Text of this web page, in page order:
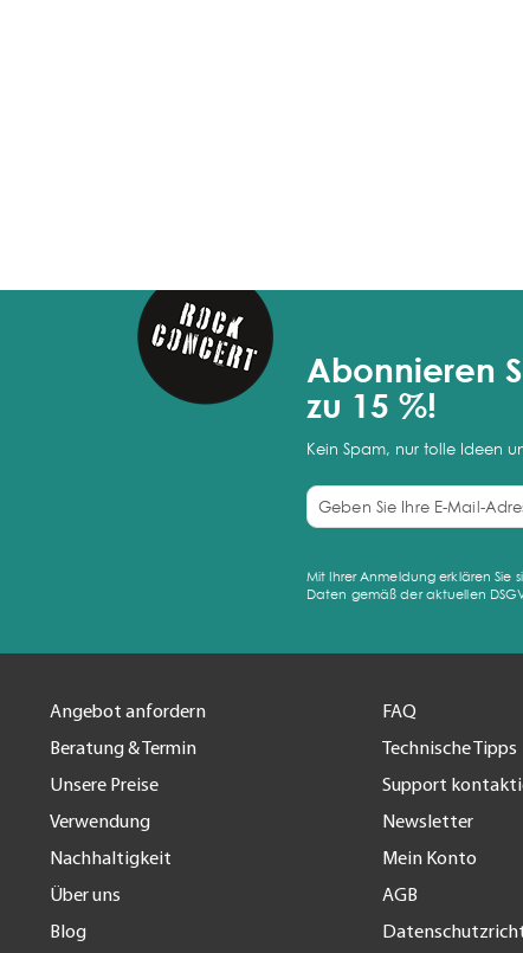
Abonnieren
zu 15 %!
Kein Spam, nur tolle Ideen
Mit Ihrer Anmeldung erklären Sie
Daten gemäß der aktuellen
Angebot anfordern
Beratung & Termin
Unsere Preise
Verwendung
Nachhaltigkeit
Über uns
Blog
FAQ
Technische Tipps
Support
Newsletter
Mein Konto
AGB